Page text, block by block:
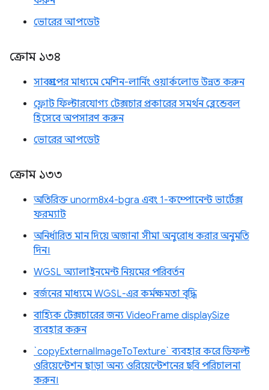
ভোরের আপডেট
ক্রোম ১৩৪
সাবগ্রুপের মাধ্যমে মেশিন-লার্নিং ওয়ার্কলোড উন্নত করুন
ফ্লোট ফিল্টারযোগ্য টেক্সচার প্রকারের সমর্থন ব্লেন্ডেবল
হিসেবে অপসারণ করুন
ভোরের আপডেট
ক্রোম ১৩৩
অতিরিক্ত unorm8x4-bgra এবং 1-কম্পোনেন্ট ভার্টেক্স
ফরম্যাট
অনির্ধারিত মান দিয়ে অজানা সীমা অনুরোধ করার অনুমতি
দিন।
WGSL অ্যালাইনমেন্ট নিয়মের পরিবর্তন
বর্জনের মাধ্যমে WGSL-এর কর্মক্ষমতা বৃদ্ধি
বাহ্যিক টেক্সচারের জন্য VideoFrame displaySize
ব্যবহার করুন
`copyExternalImageToTexture` ব্যবহার করে ডিফল্ট
ওরিয়েন্টেশন ছাড়া অন্য ওরিয়েন্টেশনের ছবি পরিচালনা
করুন।